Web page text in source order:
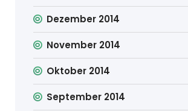
Dezember 2014
November 2014
Oktober 2014
September 2014